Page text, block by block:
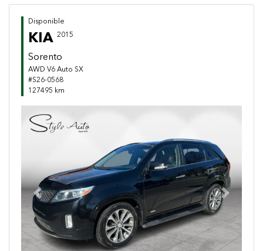
Disponible
KIA 2015
Sorento
AWD V6 Auto SX
#S26-0568
127495 km
Previous Next